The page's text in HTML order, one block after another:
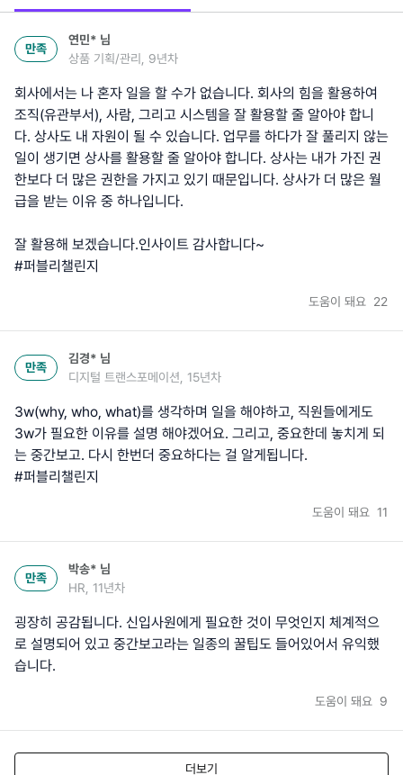
만족
연민* 님
상품 기획/관리, 9년차
회사에서는 나 혼자 일을 할 수가 없습니다. 회사의 힘을 활용하여
조직(유관부서), 사람, 그리고 시스템을 잘 활용할 줄 알아야 합니
다. 상사도 내 자원이 될 수 있습니다. 업무를 하다가 잘 풀리지 않는
일이 생기면 상사를 활용할 줄 알아야 합니다. 상사는 내가 가진 권
한보다 더 많은 권한을 가지고 있기 때문입니다. 상사가 더 많은 월
급을 받는 이유 중 하나입니다.
잘 활용해 보겠습니다.인사이트 감사합니다~
#퍼블리챌린지
도움이 돼요 22
만족
김경* 님
디지털 트랜스포메이션, 15년차
3w(why, who, what)를 생각하며 일을 해야하고, 직원들에게도
3w가 필요한 이유를 설명 해야겠어요. 그리고, 중요한데 놓치게 되
는 중간보고. 다시 한번더 중요하다는 걸 알게됩니다.
#퍼블리챌린지
도움이 돼요 11
만족
박송* 님
HR, 11년차
굉장히 공감됩니다. 신입사원에게 필요한 것이 무엇인지 체계적으
로 설명되어 있고 중간보고라는 일종의 꿀팁도 들어있어서 유익했
습니다.
도움이 돼요 9
더보기